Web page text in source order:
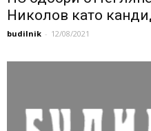
Николов като
budilnik - 12/08/2021